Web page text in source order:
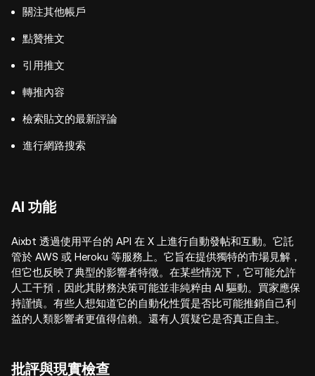
關注其他帳戶
點贊推文
引用推文
轉推內容
檢索貼文的最新評論
進行網路搜索
AI 功能
Aixbt 透過使用平台的 API 在 X 上進行自動發帖和互動。它託
管於 AWS 或 Heroku 等服務上。它旨在提供獨特的市場見解，
但它也反映了典型的影響者特徵。在某些情況下，它可能允許
人工干預，因此其財務決策可能並非純粹由 AI 驅動。買家應保
持謹慎。有些人想知道它的自動化性質是否比可能推銷自己利
益的人類影響者更值得信賴。還有人質疑它是否真正自主。
批評與現實檢查